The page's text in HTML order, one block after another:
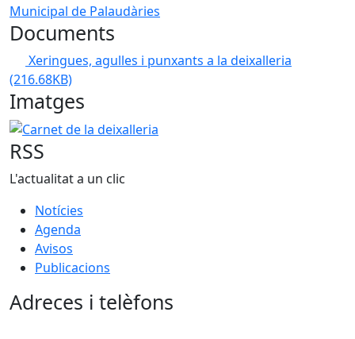
Municipal de Palaudàries
Documents
Xeringues, agulles i punxants a la deixalleria
(216.68KB)
Imatges
Carnet de la deixalleria
RSS
L'actualitat a un clic
Notícies
Agenda
Avisos
Publicacions
Adreces i telèfons